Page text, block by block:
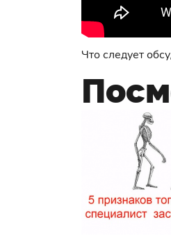
Что следует